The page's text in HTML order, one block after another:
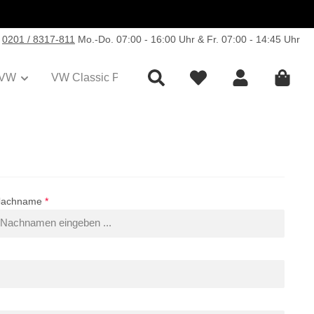
0201 / 8317-811 Mo.-Do. 07:00 - 16:00 Uhr & Fr. 07:00 - 14:45 Uhr
VW Classic Parts Sale Collection
*